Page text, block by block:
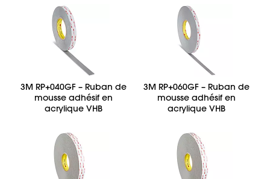
3M RP+040GF – Ruban de
mousse adhésif en
acrylique VHB
3M RP+060GF – Ruban de
mousse adhésif en
acrylique VHB